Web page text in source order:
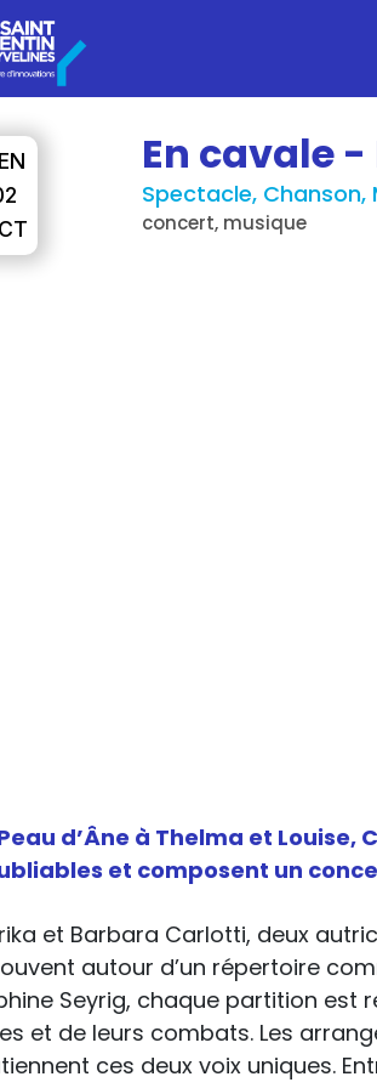
En cavale
Spectacle, Chanson,
concert, musique
d’Âne à Thelma et
et composent un
et Barbara Carlotti, deux
autour d’un répertoire
Seyrig, chaque partition est
et de leurs combats. Les
ces deux voix uniques.